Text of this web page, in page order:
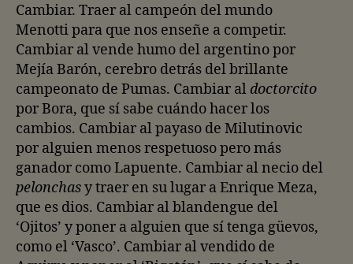
Cambiar. Traer al campeón del mundo
Menotti para que nos enseñe a competir.
Cambiar al vende humo del argentino por
Mejía Barón, cerebro detrás del brillante
campeonato de Pumas. Cambiar al doctorcito
por Bora, que sí sabe cuándo hacer los
cambios. Cambiar al payaso de Milutinovic
por alguien menos respetuoso pero más
ganador como Lapuente. Cambiar al necio del
pelonchasy traer en su lugar a Enrique Meza,
que es dios. Cambiar al blandengue del
‘Ojitos’ y poner a alguien que sí tenga güevos,
como el ‘Vasco’. Cambiar al vendido de